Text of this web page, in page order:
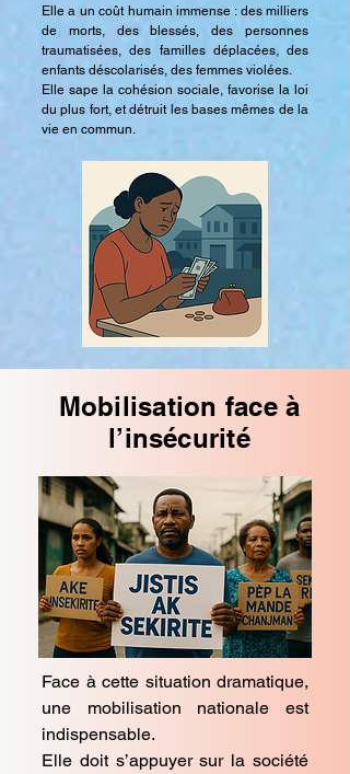
Elle a un coût humain immense : des milliers
de morts, des blessés, des personnes
traumatisées, des familles déplacées, des
enfants déscolarisés, des femmes violées.
Elle sape la cohésion sociale, favorise la loi
du plus fort, et détruit les bases mêmes de la
vie en commun.
Mobilisation face à
l’insécurité
Face à cette situation dramatique,
une mobilisation nationale est
indispensable.
Elle doit s’appuyer sur la société